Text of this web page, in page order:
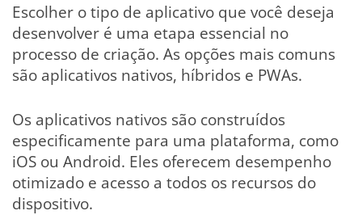
Escolher o tipo de aplicativo que você deseja
desenvolver é uma etapa essencial no
processo de criação. As opções mais comuns
são aplicativos nativos, híbridos e PWAs.
Os aplicativos nativos são construídos
especificamente para uma plataforma, como
iOS ou Android. Eles oferecem desempenho
otimizado e acesso a todos os recursos do
dispositivo.